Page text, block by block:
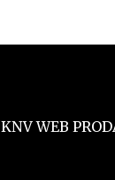
KNV WEB